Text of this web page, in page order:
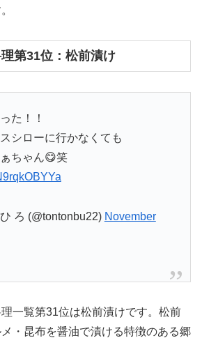
第31位：松前漬け
た！！
シローに行かなくても
ちゃん😋笑
ろ (@tontonbu22) November
一覧第31位は松前漬けです。松前
・昆布を醤油で漬ける特徴のある郷